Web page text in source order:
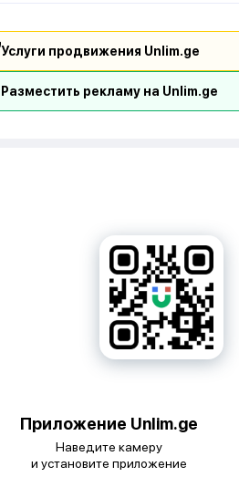
Услуги продвижения Unlim.ge
Разместить рекламу на Unlim.ge
Приложение Unlim.ge
Наведите камеру
и установите приложение